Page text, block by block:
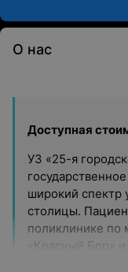
О нас
Доступная
УЗ «25-я
широкий спектр
столицы.
поликлинике по
«Красный Бор»